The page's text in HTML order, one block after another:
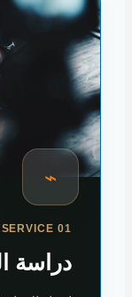
⌁
SERVICE 01
دراسة